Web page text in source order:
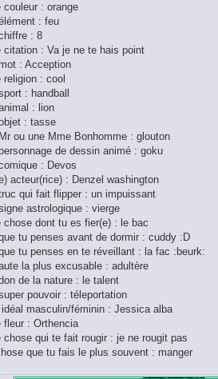
: orange
: feu
: 8
citation : Va je ne te hais point
: Acception
: cool
: handball
: lion
: tasse
ou une Mme Bonhomme : glouton
de dessin animé : goku
: Devos
acteur(rice) : Denzel washington
qui fait flipper : un impuissant
astrologique : vierge
dont tu es fier(e) : le bac
tu penses avant de dormir : cuddy :D
tu penses en te réveillant : la fac :beurk:
la plus excusable : adultère
de la nature : le talent
pouvoir : téleportation
masculin/féminin : Jessica alba
fleur : Orthencia
qui te fait rougir : je ne rougit pas
que tu fais le plus souvent : manger